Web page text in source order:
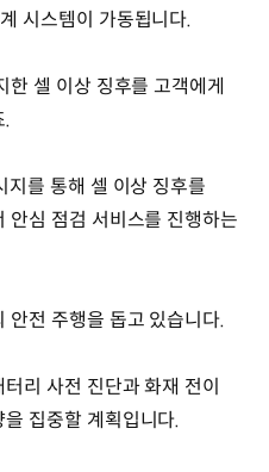
시스템이 가동됩니다.
한 셀 이상 징후를 고객에게
.
지를 통해 셀 이상 징후를
안심 점검 서비스를 진행하는
안전 주행을 돕고 있습니다.
리 사전 진단과 화재 전이
집중할 계획입니다.